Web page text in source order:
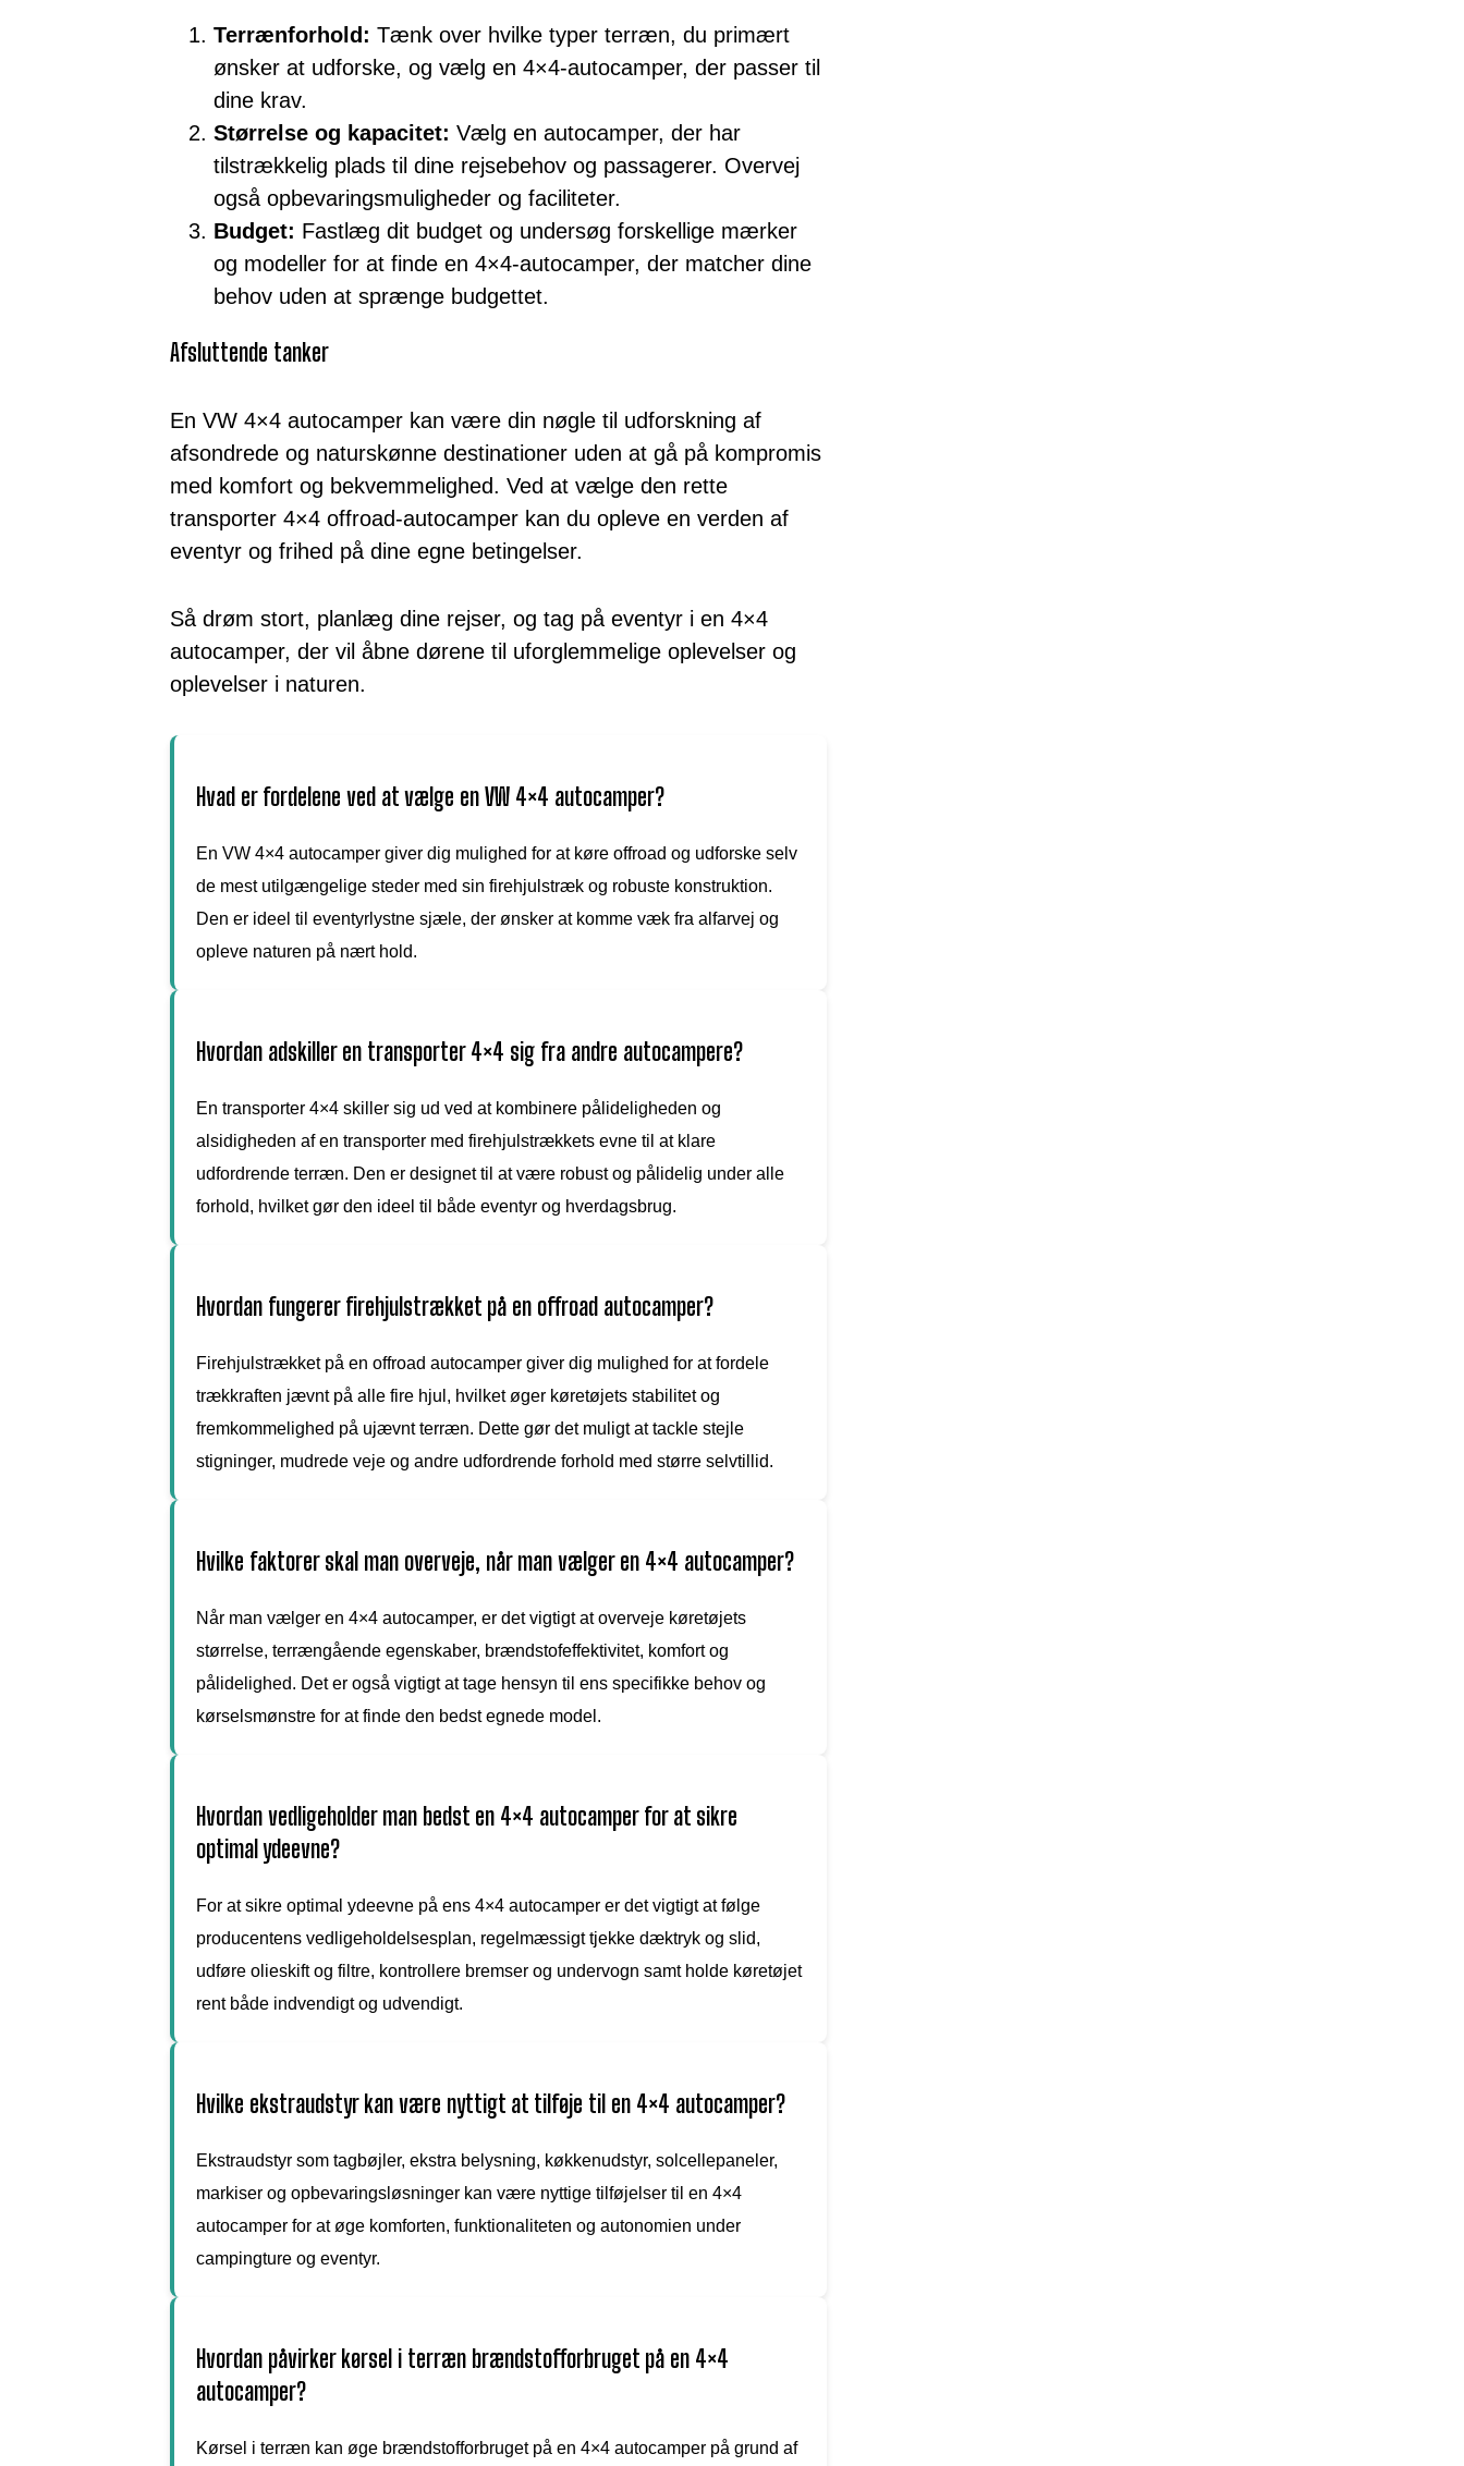
Terrænforhold: Tænk over hvilke typer terræn, du primært
ønsker at udforske, og vælg en 4×4-autocamper, der passer til
dine krav.
Størrelse og kapacitet: Vælg en autocamper, der har
tilstrækkelig plads til dine rejsebehov og passagerer. Overvej
også opbevaringsmuligheder og faciliteter.
Budget: Fastlæg dit budget og undersøg forskellige mærker
og modeller for at finde en 4×4-autocamper, der matcher dine
behov uden at sprænge budgettet.
Afsluttende tanker
En VW 4×4 autocamper kan være din nøgle til udforskning af
afsondrede og naturskønne destinationer uden at gå på kompromis
med komfort og bekvemmelighed. Ved at vælge den rette
transporter 4×4 offroad-autocamper kan du opleve en verden af
eventyr og frihed på dine egne betingelser.
Så drøm stort, planlæg dine rejser, og tag på eventyr i en 4×4
autocamper, der vil åbne dørene til uforglemmelige oplevelser og
oplevelser i naturen.
Hvad er fordelene ved at vælge en VW 4×4 autocamper?
En VW 4×4 autocamper giver dig mulighed for at køre offroad og udforske selv
de mest utilgængelige steder med sin firehjulstræk og robuste konstruktion.
Den er ideel til eventyrlystne sjæle, der ønsker at komme væk fra alfarvej og
opleve naturen på nært hold.
Hvordan adskiller en transporter 4×4 sig fra andre autocampere?
En transporter 4×4 skiller sig ud ved at kombinere pålideligheden og
alsidigheden af en transporter med firehjulstrækkets evne til at klare
udfordrende terræn. Den er designet til at være robust og pålidelig under alle
forhold, hvilket gør den ideel til både eventyr og hverdagsbrug.
Hvordan fungerer firehjulstrækket på en offroad autocamper?
Firehjulstrækket på en offroad autocamper giver dig mulighed for at fordele
trækkraften jævnt på alle fire hjul, hvilket øger køretøjets stabilitet og
fremkommelighed på ujævnt terræn. Dette gør det muligt at tackle stejle
stigninger, mudrede veje og andre udfordrende forhold med større selvtillid.
Hvilke faktorer skal man overveje, når man vælger en 4×4 autocamper?
Når man vælger en 4×4 autocamper, er det vigtigt at overveje køretøjets
størrelse, terrængående egenskaber, brændstofeffektivitet, komfort og
pålidelighed. Det er også vigtigt at tage hensyn til ens specifikke behov og
kørselsmønstre for at finde den bedst egnede model.
Hvordan vedligeholder man bedst en 4×4 autocamper for at sikre
optimal ydeevne?
For at sikre optimal ydeevne på ens 4×4 autocamper er det vigtigt at følge
producentens vedligeholdelsesplan, regelmæssigt tjekke dæktryk og slid,
udføre olieskift og filtre, kontrollere bremser og undervogn samt holde køretøjet
rent både indvendigt og udvendigt.
Hvilke ekstraudstyr kan være nyttigt at tilføje til en 4×4 autocamper?
Ekstraudstyr som tagbøjler, ekstra belysning, køkkenudstyr, solcellepaneler,
markiser og opbevaringsløsninger kan være nyttige tilføjelser til en 4×4
autocamper for at øge komforten, funktionaliteten og autonomien under
campingture og eventyr.
Hvordan påvirker kørsel i terræn brændstofforbruget på en 4×4
autocamper?
Kørsel i terræn kan øge brændstofforbruget på en 4×4 autocamper på grund af